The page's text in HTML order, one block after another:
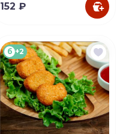
152 ₽
б +2